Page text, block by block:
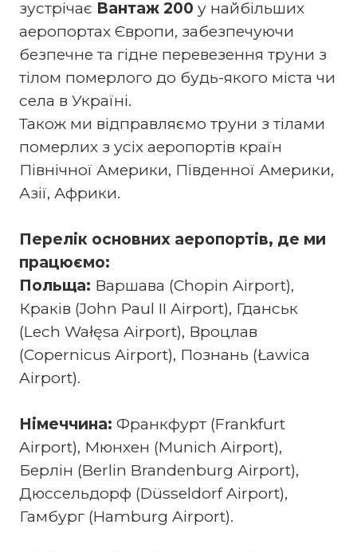
зустрічає Вантаж 200 у найбільших
аеропортах Європи, забезпечуючи
безпечне та гідне перевезення труни з
тілом померлого до будь-якого міста чи
села в Україні.
Також ми відправляємо труни з тілами
померлих з усіх аеропортів країн
Північної Америки, Південної Америки,
Азії, Африки.
Перелік основних аеропортів, де ми
працюємо:
Польща: Варшава (Chopin Airport),
Краків (John Paul II Airport), Гданськ
(Lech Wałęsa Airport), Вроцлав
(Copernicus Airport), Познань (Ławica
Airport).
Німеччина: Франкфурт (Frankfurt
Airport), Мюнхен (Munich Airport),
Берлін (Berlin Brandenburg Airport),
Дюссельдорф (Düsseldorf Airport),
Гамбург (Hamburg Airport).